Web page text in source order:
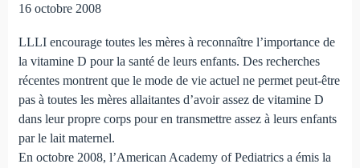
16 octobre 2008
LLLI encourage toutes les mères à reconnaître l’importance de
la vitamine D pour la santé de leurs enfants. Des recherches
récentes montrent que le mode de vie actuel ne permet peut-être
pas à toutes les mères allaitantes d’avoir assez de vitamine D
dans leur propre corps pour en transmettre assez à leurs enfants
par le lait maternel.
En octobre 2008, l’American Academy of Pediatrics a émis la